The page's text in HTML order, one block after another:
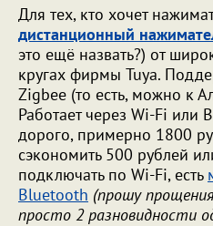
Для тех, кто хочет
дистанционный
это ещё назвать?) от
кругах фирмы Tuya.
Zigbee (то есть, можно к
Работает через Wi-Fi или
дорого, примерно 1800
сэкономить 500 рублей
подключать по Wi-Fi, есть
Bluetooth (прошу
просто 2 разновидности